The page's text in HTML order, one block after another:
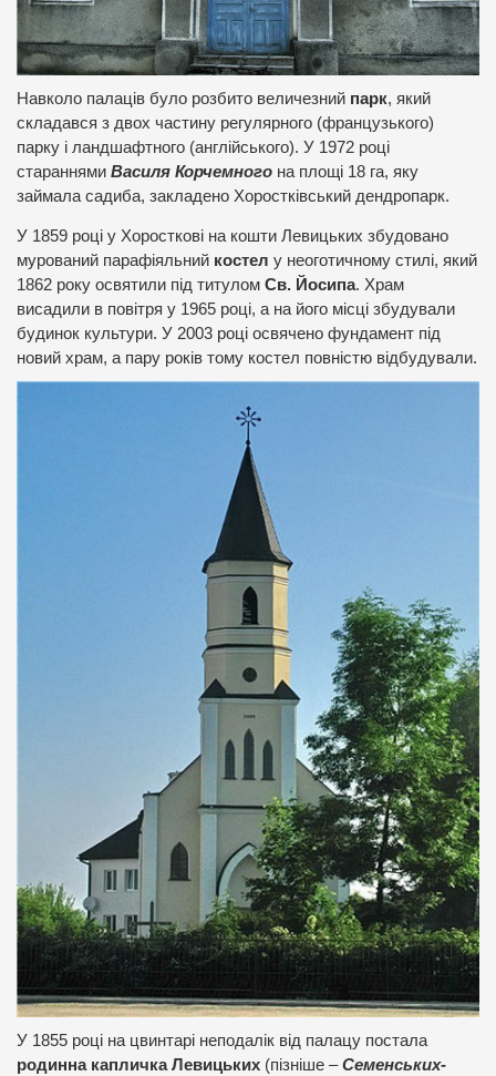
Навколо палаців було розбито величезний парк, який
складався з двох частину регулярного (французького)
парку і ландшафтного (англійського). У 1972 році
стараннями Василя Корчемного на площі 18 га, яку
займала садиба, закладено Хоростківський дендропарк.
У 1859 році у Хоросткові на кошти Левицьких збудовано
мурований парафіяльний костел у неоготичному стилі, який
1862 року освятили під титулом Св. Йосипа. Храм
висадили в повітря у 1965 році, а на його місці збудували
будинок культури. У 2003 році освячено фундамент під
новий храм, а пару років тому костел повністю відбудували.
У 1855 році на цвинтарі неподалік від палацу постала
родинна капличка Левицьких (пізніше –Семенських-